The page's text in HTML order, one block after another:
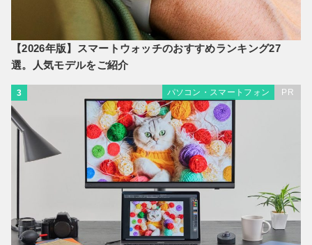
【2026年版】スマートウォッチのおすすめランキング27
選。人気モデルをご紹介
3 パソコン・スマートフォン PR